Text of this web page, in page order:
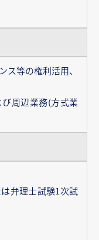
等の権利活用、
周辺業務(方式業
弁理士試験1次試